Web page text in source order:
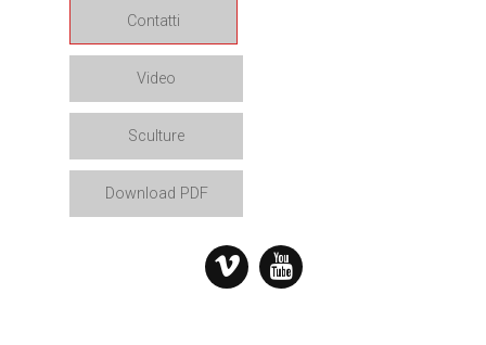
Contatti
Video
Sculture
Download PDF